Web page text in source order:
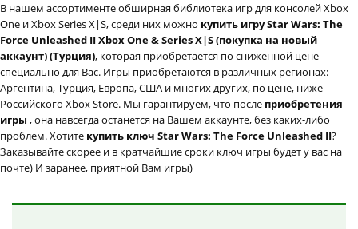
В нашем ассортименте обширная библиотека игр для консолей Xbox
One и Xbox Series X|S, среди них можно купить игру Star Wars: The
Force Unleashed II Xbox One & Series X|S (покупка на новый
аккаунт) (Турция), которая приобретается по сниженной цене
специально для Вас. Игры приобретаются в различных регионах:
Аргентина, Турция, Европа, США и многих других, по цене, ниже
Российского Xbox Store. Мы гарантируем, что после приобретения
игры , она навсегда останется на Вашем аккаунте, без каких-либо
проблем. Хотите купить ключ Star Wars: The Force Unleashed II?
Заказывайте скорее и в кратчайшие сроки ключ игры будет у вас на
почте) И заранее, приятной Вам игры)